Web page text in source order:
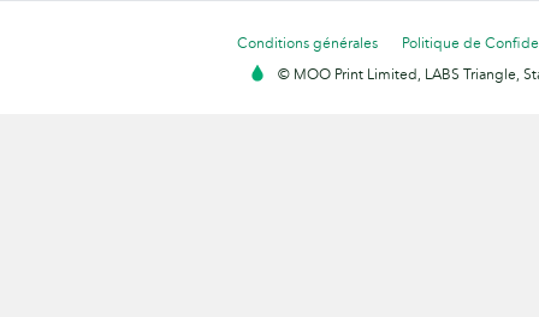
Conditions générales
Politique de
© MOO Print Limited, LABS Triangle,